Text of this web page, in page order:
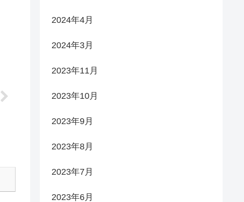
2024年4月
2024年3月
2023年11月
2023年10月
2023年9月
2023年8月
2023年7月
2023年6月